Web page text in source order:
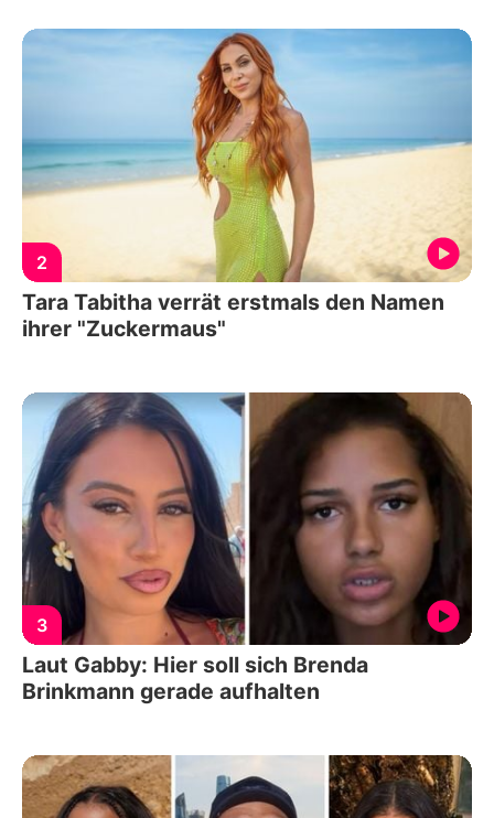
2
Tara Tabitha verrät erstmals den Namen
ihrer "Zuckermaus"
3
Laut Gabby: Hier soll sich Brenda
Brinkmann gerade aufhalten